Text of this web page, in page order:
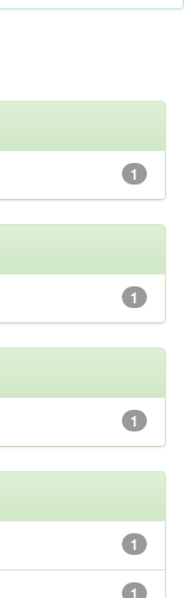
1
1
1
1
1